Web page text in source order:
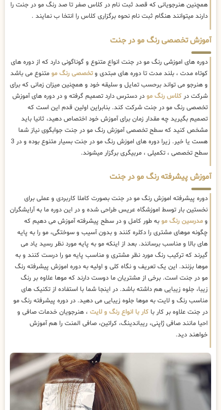
همچنین هنرجویانی که قصد ثبت نام در کلاس صفر تا صد رنگ مو در جنت را
دارند میتوانند هنگام ثبت نام نحوه برگزاری کلاس را انتخا ب نمایند .
آموزش تخصصی رنگ مو در جنت
دوره های اموزشی رنگ مو در جنت انواع متنوع و گوناگونی دارد که از دوره های
کوتاه مدت ، بلند مدت تا دوره های مبتدی وتخصصی رنگ مو متنوع می باشد
و هنرجو می تواند برحسب تمایل و سلیقه خود و همچنین میزان زمانی که برای
شرکت در کلاس رنگ مو در دسترس دارد تصمیم گرفته و در دوره های آموزش
تخصصی رنگ مو در جنت شرکت کند. بنابراین اولین قدم این است که
تصمیم بگیرید چه مقدار زمان برای آموزش خود اختصاص دهید، ثانیا باید
مشخص کنید که سطح تخصصی آموزش رنگ مو در جنت جوابگوی نیاز شما
هست یا خیر. زیرا دوره های اموزش رنگ مو در جنت بسیار متنوع بوده و در 3
سطح تخصصی ، تکمیلی ، مربیگری برگزار میشوند.
آموزش پیشرفته رنگ مو در جنت
دوره پیشرفته اموزش رنگ مو در جنت بصورت کاملا کاربردی و عملی برای
نخستین بار توسط اموزشگاه عریس طراحی شده و در این دوره ما به آرایشگران
و مدرسین رنگ مو به طور کامل و در سطح پیشرفته آموزش می دهیم که
چگونه موهای مشتری را دکلره کنند و بدون آسیب و سوختگی، مو را به پایه
های بالا و مناسب برسانند. بعد از اینکه مو به پایه مورد نظر رسید یاد می
گیرند که ترکیب رنگ مورد نظر مشتری و مناسب پایه مو را درست کنند و به
موها بزنند. این یک تعریف و نگاه کلی و اولیه به دوره اموزش پیشرفته رنگ
مو در جنت است. برخی از مشتریان ما دوست دارند که موها علاوه بر رنگ
زیبا، جلوه زیبایی هم داشته باشد. در اینجا شما با استفاده از تکنیک های
مناسب رنگ و لایت به موها جلوه زیبایی می دهید. در دوره پیشرفته رنگ مو
در جنت علاوه بر کار با کار با انواع رنگ و لایت ، هنرجویان خدمات صافی و
احیا مانند صافی ژاپنی، ریباندینگ، کراتین، صافی المنت را هم آموزش
خواهند دید.